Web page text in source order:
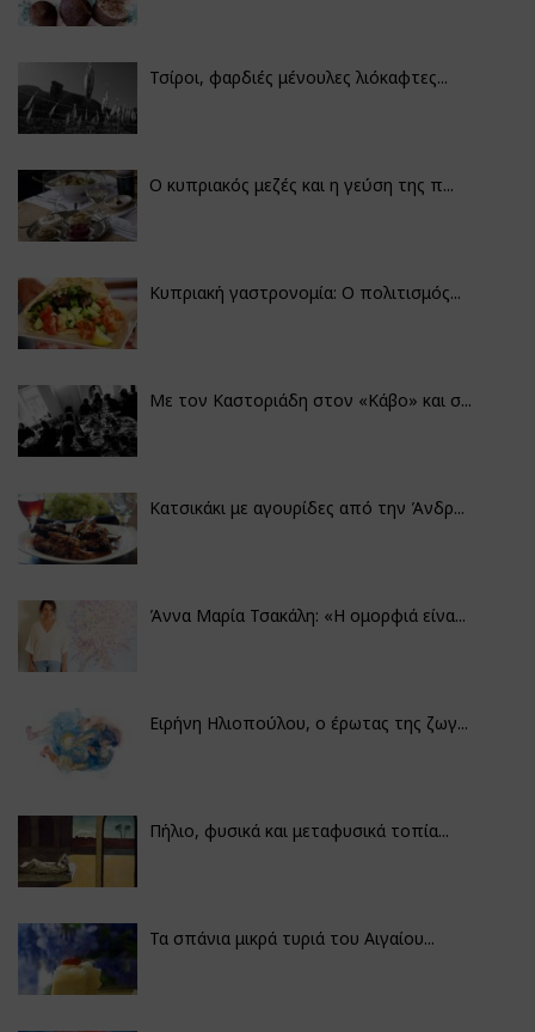
Τσίροι, φαρδιές μένουλες λιόκαφτες...
Ο κυπριακός μεζές και η γεύση της π...
Κυπριακή γαστρονομία: Ο πολιτισμός...
Με τον Καστοριάδη στον «Κάβο» και σ...
Κατσικάκι με αγουρίδες από την Άνδρ...
Άννα Μαρία Τσακάλη: «Η ομορφιά είνα...
Ειρήνη Ηλιοπούλου, ο έρωτας της ζωγ...
Πήλιο, φυσικά και μεταφυσικά τοπία...
Τα σπάνια μικρά τυριά του Αιγαίου...